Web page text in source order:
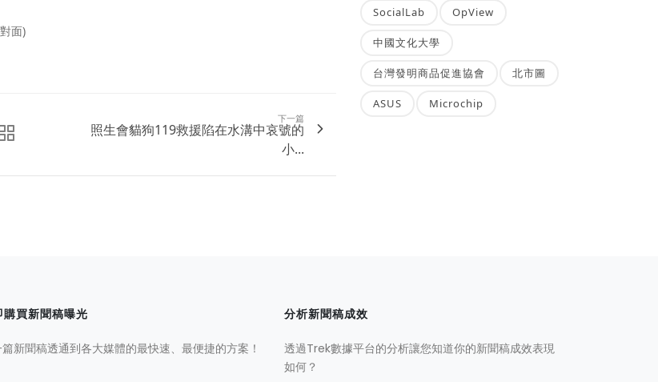
面)
下一篇
照生會貓狗119救援陷在水溝中哀號的
小...
SocialLab OpView
中國文化大學
台灣發明商品促進協會 北市圖
ASUS Microchip
購買新聞稿曝光
新聞稿透通到各大媒體的最快速、最便捷的方案！
分析新聞稿成效
透過Trek數據平台的分析讓您知道你的新聞稿成效表現
如何？